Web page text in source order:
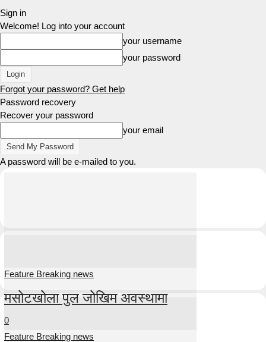
Sign in
Welcome! Log into your account
your username
your password
Forgot your password? Get help
Password recovery
Recover your password
your email
A password will be e-mailed to you.
Feature Breaking news
मसोटखोला पुल जोखिम अवस्थामा
0
Feature Breaking news